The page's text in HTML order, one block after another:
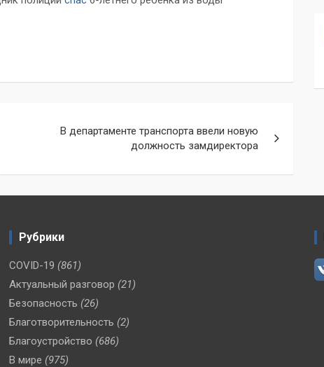
В департаменте транспорта ввели новую
должность замдиректора
Рубрики
COVID-19 (861)
Актуальный разговор (21)
Безопасность (26)
Благотворительность (2)
Благоустройство (686)
В мире (975)